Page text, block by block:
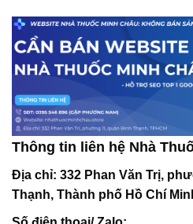
Thông tin liên hệ Nhà
Địa chỉ: 332 Phan Văn Trị,
Thạnh, Thành phố Hồ Chí